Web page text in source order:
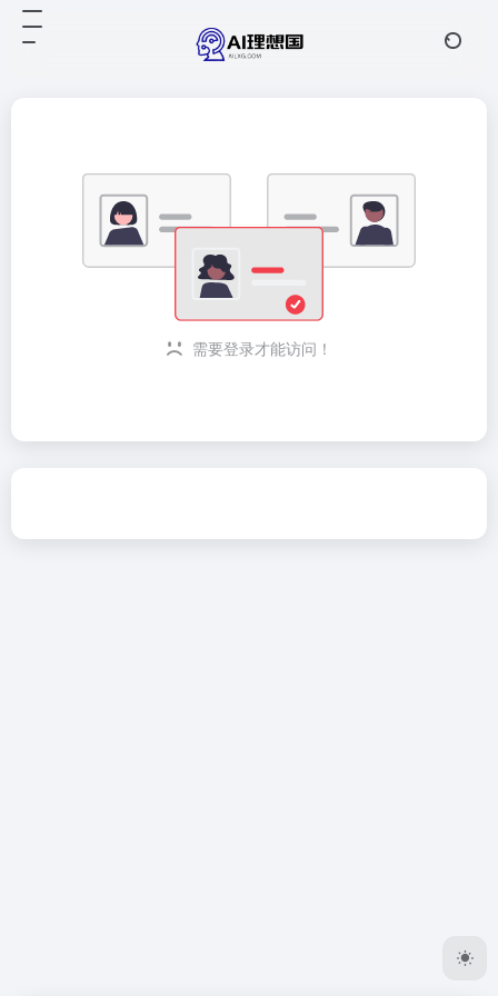
需要登录才能访问！